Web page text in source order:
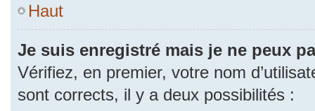
Haut
Je suis enregistré mais je ne peux
Vérifiez, en premier, votre nom
sont corrects, il y a deux possibilités :